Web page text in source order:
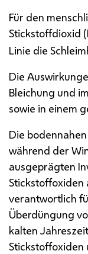
Für den
Stickstoffdioxid
Linie die
Die
Bleichung und
sowie in einem
Die
während der
ausgeprägten
Stickstoffoxiden
verantwortlich
Überdüngung
kalten
Stickstoffoxiden